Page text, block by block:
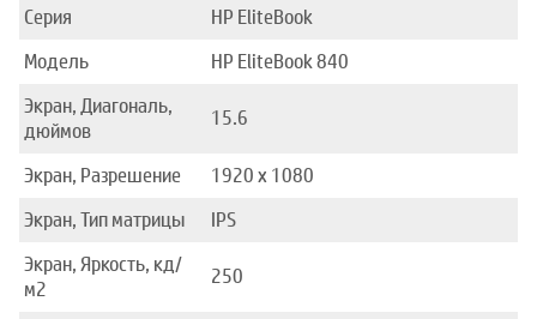
Серия
HP EliteBook
Модель
HP EliteBook 840
Экран, Диагональ,
дюймов
15.6
Экран, Разрешение
1920 x 1080
Экран, Тип матрицы
IPS
Экран, Яркость, кд/
м2
250